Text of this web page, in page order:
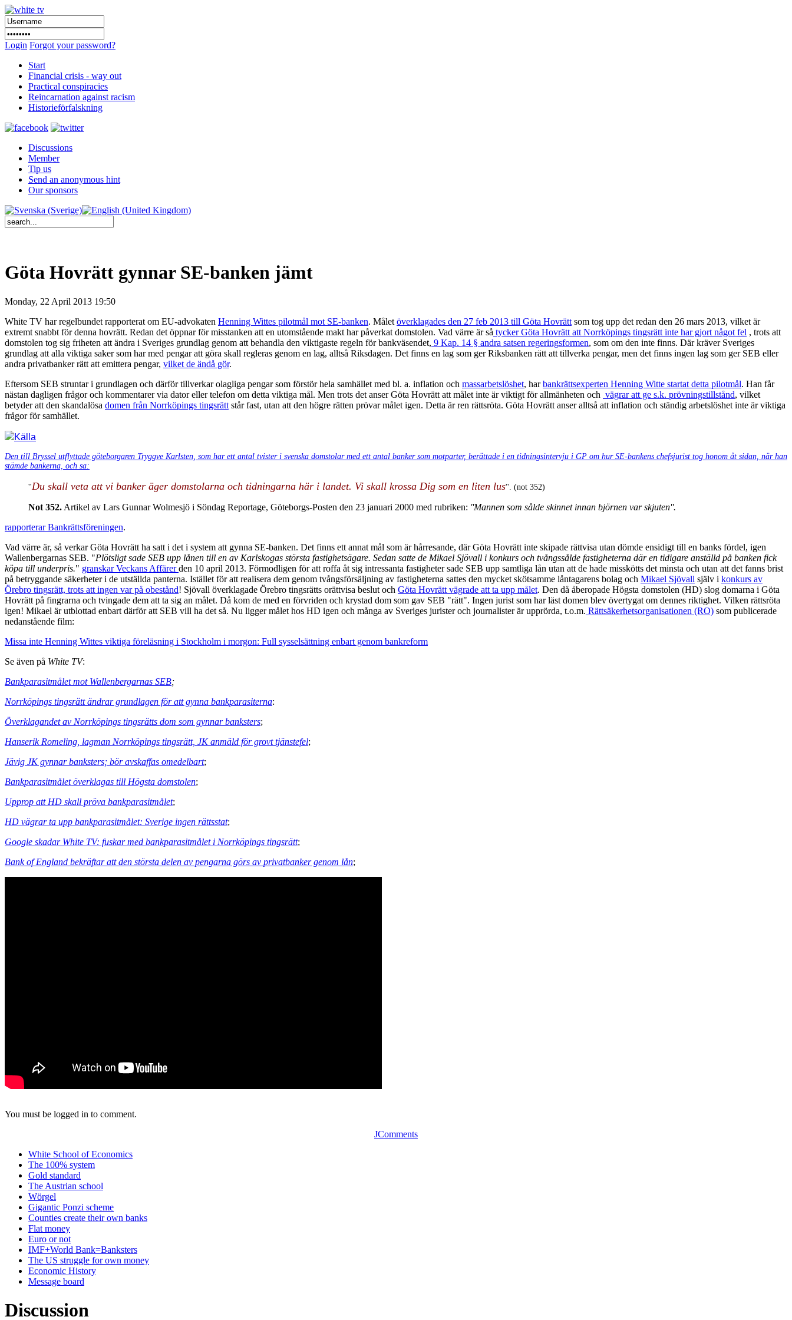
Login Forgot your password?
Start
Financial crisis - way out
Practical conspiracies
Reincarnation against racism
Historieförfalskning
Discussions
Member
Tip us
Send an anonymous hint
Our sponsors
Göta Hovrätt gynnar SE-banken jämt
Monday, 22 April 2013 19:50
White TV har regelbundet rapporterat om EU-advokaten Henning Wittes pilotmål mot SE-banken. Målet överklagades den 27 feb 2013 till Göta Hovrätt som tog upp det redan den 26 mars 2013, vilket är
extremt snabbt för denna hovrätt. Redan det öppnar för misstanken att en utomstående makt har påverkat domstolen. Vad värre är så tycker Göta Hovrätt att Norrköpings tingsrätt inte har gjort något fel , trots att
domstolen tog sig friheten att ändra i Sveriges grundlag genom att behandla den viktigaste regeln för bankväsendet, 9 Kap. 14 § andra satsen regeringsformen, som om den inte finns. Där kräver Sveriges
grundlag att alla viktiga saker som har med pengar att göra skall regleras genom en lag, alltså Riksdagen. Det finns en lag som ger Riksbanken rätt att tillverka pengar, men det finns ingen lag som ger SEB eller
andra privatbanker rätt att emittera pengar, vilket de ändå gör.
Eftersom SEB struntar i grundlagen och därför tillverkar olagliga pengar som förstör hela samhället med bl. a. inflation och massarbetslöshet, harbankrättsexperten Henning Witte startat detta pilotmål. Han får
nästan dagligen frågor och kommentarer via dator eller telefon om detta viktiga mål. Men trots det anser Göta Hovrätt att målet inte är viktigt för allmänheten och vägrar att ge s.k. prövningstillstånd, vilket
betyder att den skandalösa domen från Norrköpings tingsrätt står fast, utan att den högre rätten prövar målet igen. Detta är ren rättsröta. Göta Hovrätt anser alltså att inflation och ständig arbetslöshet inte är viktiga
frågor för samhället.
Källa
Den till Bryssel utflyttade göteborgaren Tryggve Karlsten, som har ett antal tvister i svenska domstolar med ett antal banker som motparter, berättade i en tidningsintervju i GP om hur SE-bankens chefsjurist tog honom åt sidan, när han
stämde bankerna, och sa:
''Du skall veta att vi banker äger domstolarna och tidningarna här i landet. Vi skall krossa Dig som en liten lus''. (not 352)
Not 352. Artikel av Lars Gunnar Wolmesjö i Söndag Reportage, Göteborgs-Posten den 23 januari 2000 med rubriken: ''Mannen som sålde skinnet innan björnen var skjuten''.
rapporterar Bankrättsföreningen.
Vad värre är, så verkar Göta Hovrätt ha satt i det i system att gynna SE-banken. Det finns ett annat mål som är hårresande, där Göta Hovrätt inte skipade rättvisa utan dömde ensidigt till en banks fördel, igen
Wallenbergarnas SEB. "Plötsligt sade SEB upp lånen till en av Karlskogas största fastighetsägare. Sedan satte de Mikael Sjövall i konkurs och tvångssålde fastigheterna där en tidigare anställd på banken fick
köpa till underpris." granskar Veckans Affärerden 10 april 2013. Förmodligen för att roffa åt sig intressanta fastigheter sade SEB upp samtliga lån utan att de hade misskötts det minsta och utan att det fanns brist
på betryggande säkerheter i de utställda panterna. Istället för att realisera dem genom tvångsförsäljning av fastigheterna sattes den mycket skötsamme låntagarens bolag och Mikael Sjövall själv i konkurs av
Örebro tingsrätt, trots att ingen var på obestånd! Sjövall överklagade Örebro tingsrätts orättvisa beslut och Göta Hovrätt vägrade att ta upp målet. Den då åberopade Högsta domstolen (HD) slog domarna i Göta
Hovrätt på fingrarna och tvingade dem att ta sig an målet. Då kom de med en förvriden och krystad dom som gav SEB "rätt". Ingen jurist som har läst domen blev övertygat om dennes riktighet. Vilken rättsröta
igen! Mikael är utblottad enbart därför att SEB vill ha det så. Nu ligger målet hos HD igen och många av Sveriges jurister och journalister är upprörda, t.o.m. Rättsäkerhetsorganisationen (RO) som publicerade
nedanstående film:
Missa inte Henning Wittes viktiga föreläsning i Stockholm i morgon: Full sysselsättning enbart genom bankreform
Se även på White TV:
Bankparasitmålet mot Wallenbergarnas SEB;
Norrköpings tingsrätt ändrar grundlagen för att gynna bankparasiterna:
Överklagandet av Norrköpings tingsrätts dom som gynnar banksters;
Hanserik Romeling, lagman Norrköpings tingsrätt, JK anmäld för grovt tjänstefel;
Jävig JK gynnar banksters; bör avskaffas omedelbart;
Bankparasitmålet överklagas till Högsta domstolen;
Upprop att HD skall pröva bankparasitmålet;
HD vägrar ta upp bankparasitmålet: Sverige ingen rättsstat;
Google skadar White TV: fuskar med bankparasitmålet i Norrköpings tingsrätt;
Bank of England bekräftar att den största delen av pengarna görs av privatbanker genom lån;
You must be logged in to comment.
JComments
White School of Economics
The 100% system
Gold standard
The Austrian school
Wörgel
Gigantic Ponzi scheme
Counties create their own banks
Flat money
Euro or not
IMF+World Bank=Banksters
The US struggle for own money
Economic History
Message board
Discussion